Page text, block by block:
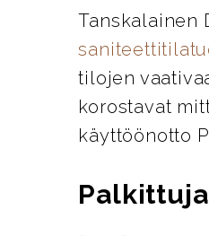
Tanskalainen
tilojen
korostavat
käyttöönotto